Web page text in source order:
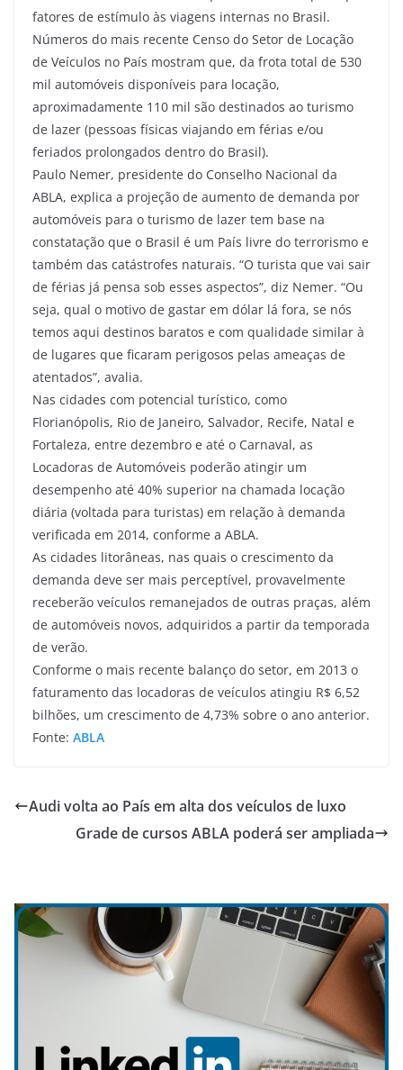
fatores de estímulo às viagens internas no Brasil.
Números do mais recente Censo do Setor de Locação
de Veículos no País mostram que, da frota total de 530
mil automóveis disponíveis para locação,
aproximadamente 110 mil são destinados ao turismo
de lazer (pessoas físicas viajando em férias e/ou
feriados prolongados dentro do Brasil).
Paulo Nemer, presidente do Conselho Nacional da
ABLA, explica a projeção de aumento de demanda por
automóveis para o turismo de lazer tem base na
constatação que o Brasil é um País livre do terrorismo e
também das catástrofes naturais. “O turista que vai sair
de férias já pensa sob esses aspectos”, diz Nemer. “Ou
seja, qual o motivo de gastar em dólar lá fora, se nós
temos aqui destinos baratos e com qualidade similar à
de lugares que ficaram perigosos pelas ameaças de
atentados”, avalia.
Nas cidades com potencial turístico, como
Florianópolis, Rio de Janeiro, Salvador, Recife, Natal e
Fortaleza, entre dezembro e até o Carnaval, as
Locadoras de Automóveis poderão atingir um
desempenho até 40% superior na chamada locação
diária (voltada para turistas) em relação à demanda
verificada em 2014, conforme a ABLA.
As cidades litorâneas, nas quais o crescimento da
demanda deve ser mais perceptível, provavelmente
receberão veículos remanejados de outras praças, além
de automóveis novos, adquiridos a partir da temporada
de verão.
Conforme o mais recente balanço do setor, em 2013 o
faturamento das locadoras de veículos atingiu R$ 6,52
bilhões, um crescimento de 4,73% sobre o ano anterior.
Fonte: ABLA
Audi volta ao País em alta dos veículos de luxo
Grade de cursos ABLA poderá ser ampliada